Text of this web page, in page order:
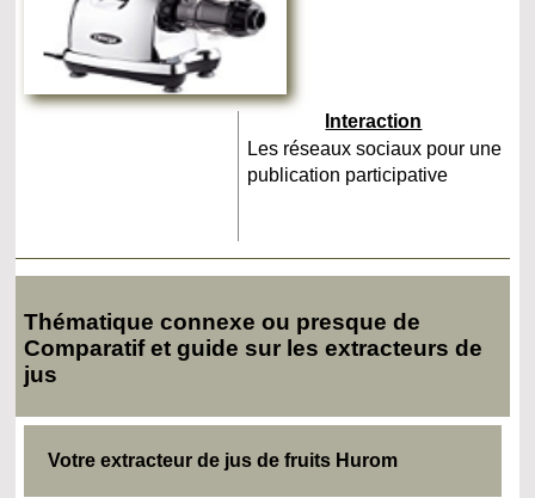
Interaction
Les réseaux sociaux pour une
publication participative
Thématique connexe ou presque de
Comparatif et guide sur les extracteurs de
jus
Votre extracteur de jus de fruits Hurom